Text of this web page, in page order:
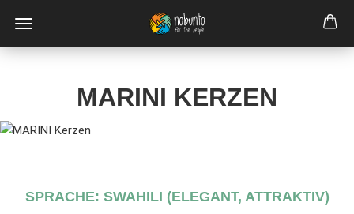
MARINI KERZEN
SPRACHE: SWAHILI (ELEGANT, ATTRAKTIV)